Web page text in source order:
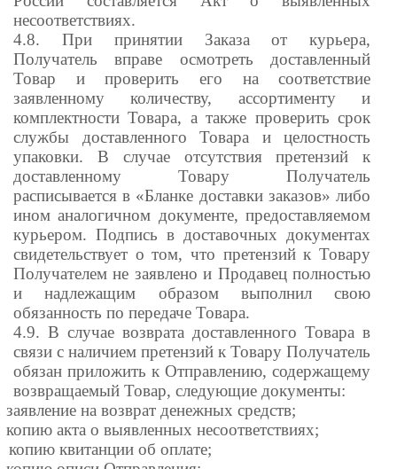
несоответствиях.
4.8. При принятии Заказа от курьера,
Получатель вправе осмотреть доставленный
Товар и проверить его на соответствие
заявленному количеству, ассортименту и
комплектности Товара, а также проверить срок
службы доставленного Товара и целостность
упаковки. В случае отсутствия претензий к
доставленному Товару Получатель
расписывается в «Бланке доставки заказов» либо
ином аналогичном документе, предоставляемом
курьером. Подпись в доставочных документах
свидетельствует о том, что претензий к Товару
Получателем не заявлено и Продавец полностью
и надлежащим образом выполнил свою
обязанность по передаче Товара.
4.9. В случае возврата доставленного Товара в
связи с наличием претензий к Товару Получатель
обязан приложить к Отправлению, содержащему
возвращаемый Товар, следующие документы:
заявление на возврат денежных средств;
копию акта о выявленных несоответствиях;
копию квитанции об оплате;